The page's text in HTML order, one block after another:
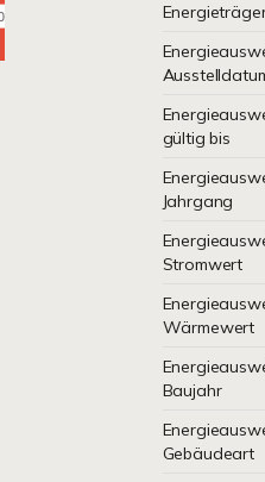
gültig bis
Jahrgang
Stromwert
Wärmewert
Baujahr
Gebäudeart